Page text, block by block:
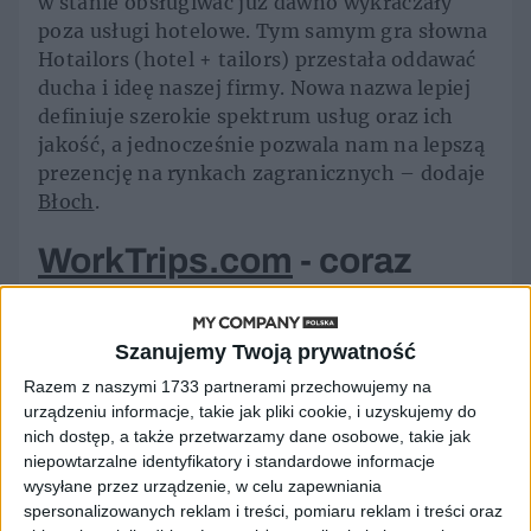
Szanujemy Twoją prywatność
Razem z naszymi 1733 partnerami przechowujemy na
urządzeniu informacje, takie jak pliki cookie, i uzyskujemy do
nich dostęp, a także przetwarzamy dane osobowe, takie jak
niepowtarzalne identyfikatory i standardowe informacje
wysyłane przez urządzenie, w celu zapewniania
spersonalizowanych reklam i treści, pomiaru reklam i treści oraz
poza usługi hotelowe. Tym samym gra słowna
Hotailors (hotel + tailors) przestała oddawać
ducha i ideę naszej firmy. Nowa nazwa lepiej
definiuje szerokie spektrum usług oraz ich
jakość, a jednocześnie pozwala nam na lepszą
prezencję na rynkach zagranicznych – dodaje
Błoch.
WorkTrips.com - coraz
więcej udogodnień
– Nasz dział IT stale się rozwija i pracuje nad
dostarczeniem na rynek najlepszej
technologii do zarządzania podróżami
biznesowymi. Dzięki tworzeniu polityk
podróży, cały proces akceptacji wyjazdu jest
zautomatyzowany i pozwala na oszczędność